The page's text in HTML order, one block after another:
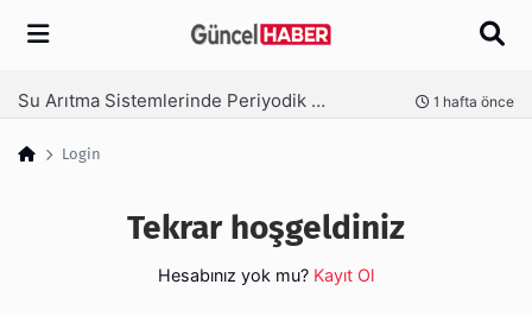
Arama
Su Arıtma Sistemlerinde Periyodik Bakım Neden Kritik? 1 hafta önce
Login
Tekrar hoşgeldiniz
Hesabınız yok mu? Kayıt Ol